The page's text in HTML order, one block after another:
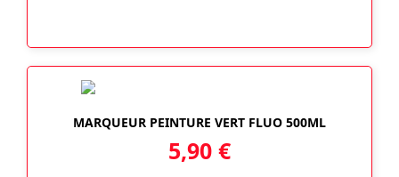
MARQUEUR PEINTURE VERT FLUO 500ML
5,90 €